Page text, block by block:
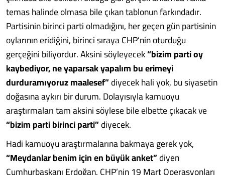
temas halinde olmasa bile çıkan tablonun farkındadır.
Partisinin birinci parti olmadığını, her geçen gün partisinin
oylarının eridiğini, birinci sıraya CHP’nin oturduğu
gerçeğini biliyordur. Aksini söyleyecek“bizim parti oy
kaybediyor, ne yaparsak yapalım bu erimeyi
durduramıyoruz maalesef”diyecek hali yok, bu siyasetin
doğasına aykırı bir durum. Dolayısıyla kamuoyu
araştırmaları tam aksini söylese bile elbette çıkacak ve
“bizim parti birinci parti”diyecek.
Hadi kamuoyu araştırmalarına bakmaya gerek yok,
“Meydanlar benim için en büyük anket”diyen